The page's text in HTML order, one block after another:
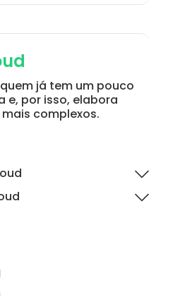
já tem um pouco
e, por isso, elabora
complexos.